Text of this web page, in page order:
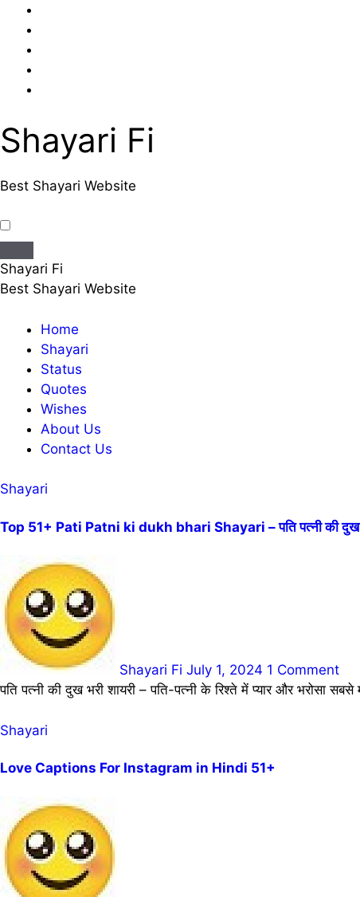
content
Shayari Fi
Best Shayari Website
Shayari Fi
Best Shayari Website
Home
Shayari
Status
Quotes
Wishes
About Us
Contact Us
Shayari
Top 51+ Pati Patni ki dukh bhari Shayari – पति पत्नी की दुख
Shayari Fi July 1, 2024 1 Comment
पति पत्नी की दुख भरी शायरी – पति-पत्नी के रिश्ते में प्यार और भरोसा
Shayari
Love Captions For Instagram in Hindi 51+